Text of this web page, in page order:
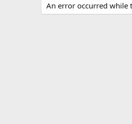
An error occurred while